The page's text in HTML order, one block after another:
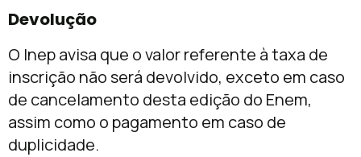
Devolução
O Inep avisa que o valor referente à taxa de
inscrição não será devolvido, exceto em caso
de cancelamento desta edição do Enem,
assim como o pagamento em caso de
duplicidade.